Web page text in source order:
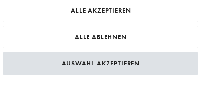
Versandkosten
ALLE AKZEPTIEREN
ALLE ABLEHNEN
AUSWAHL AKZEPTIEREN